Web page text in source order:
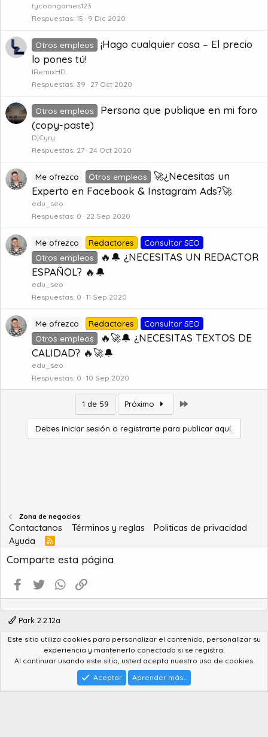
tycoongames123
Respuestas 15 9 Dic 2020
Otros empleos
¡Hago cualquier cosa – El precio
lo pones tú!
lRemixHD
Respuestas 39 27 Oct 2020
Otros empleos
Persona que publique en mi foro
(copy-paste)
DjCyry
Respuestas 27 24 Oct 2020
Me ofrezco Otros empleos
🚀¿Necesitas un
Experto en Facebook & Instagram Ads?🚀
edu_seo
Respuestas 0 22 Sep 2020
Me ofrezco Redactores
Consultor SEO
Otros empleos
🔥🔔 ¿NECESITAS UN REDACTOR
ESPAÑOL? 🔥🔔
edu_seo
Respuestas 0 11 Sep 2020
Me ofrezco Redactores
Consultor SEO
Otros empleos
🔥🚀🔔 ¿NECESITAS TEXTOS DE
CALIDAD? 🔥🚀🔔
edu_seo
Respuestas 0 10 Sep 2020
1 de 59 Próximo
Debes iniciar sesión o registrarte para publicar aquí.
Zona de negocios
Contactanos Términos y reglas
Politicas de privacidad
Ayuda
R
S
S
Comparte esta página
Facebook
Twitter WhatsApp
Park 2.2.12a
Community platform by XenForo® © 2010-2022 XenForo Ltd.
Advanced Forum Stats by AddonFlare - Premium XF2 Addons
Feedback SystembyXenCentral.com
StylesFactory.pl
Este sitio utiliza cookies para personalizar el contenido, personalizar su
experiencia y mantenerlo conectado si se registra.
Al continuar usando este sitio, usted acepta nuestro uso de cookies.
Aceptar
Aprender más...